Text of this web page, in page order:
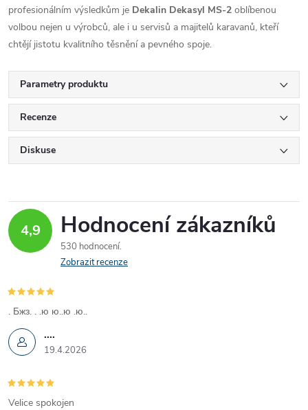
profesionálním výsledkům je Dekalin Dekasyl MS-2 oblíbenou
volbou nejen u výrobců, ale i u servisů a majitelů karavanů, kteří
chtějí jistotu kvalitního těsnění a pevného spoje.
Parametry produktu
Recenze
Diskuse
4,9 Hodnocení zákazníků
530 hodnocení
Zobrazit recenze
....
19.4.2026
. Бжз. . .ю ю..ю .ю..
Velice spokojen